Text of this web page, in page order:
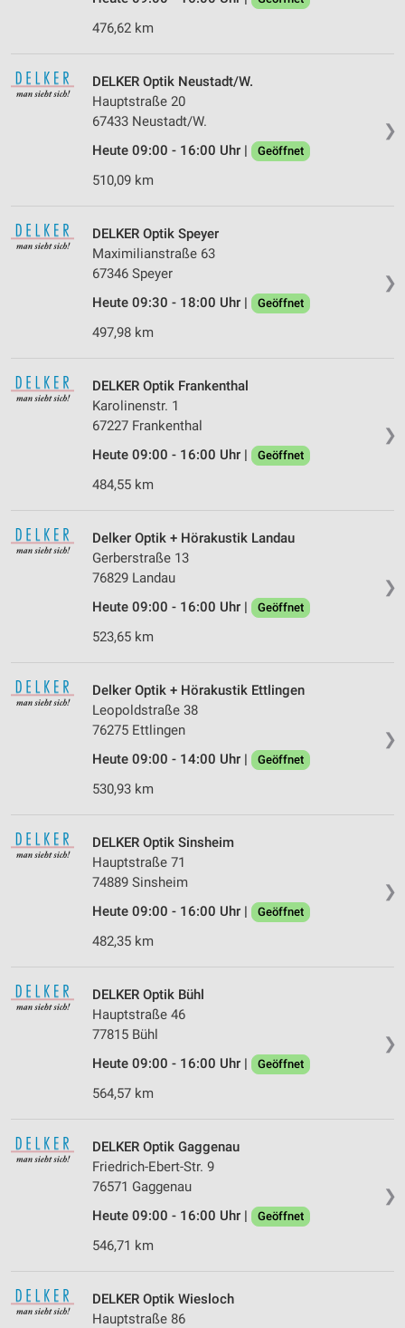
476,62 km
❯
DELKER Optik Neustadt/W.
Hauptstraße 20
67433 Neustadt/W.
Heute 09:00 - 16:00 Uhr |
Geöffnet
510,09 km
❯
DELKER Optik Speyer
Maximilianstraße 63
67346 Speyer
Heute 09:30 - 18:00 Uhr |
Geöffnet
497,98 km
❯
DELKER Optik Frankenthal
Karolinenstr. 1
67227 Frankenthal
Heute 09:00 - 16:00 Uhr |
Geöffnet
484,55 km
❯
Delker Optik + Hörakustik Landau
Gerberstraße 13
76829 Landau
Heute 09:00 - 16:00 Uhr |
Geöffnet
523,65 km
❯
Delker Optik + Hörakustik Ettlingen
Leopoldstraße 38
76275 Ettlingen
Heute 09:00 - 14:00 Uhr |
Geöffnet
530,93 km
❯
DELKER Optik Sinsheim
Hauptstraße 71
74889 Sinsheim
Heute 09:00 - 16:00 Uhr |
Geöffnet
482,35 km
❯
DELKER Optik Bühl
Hauptstraße 46
77815 Bühl
Heute 09:00 - 16:00 Uhr |
Geöffnet
564,57 km
❯
DELKER Optik Gaggenau
Friedrich-Ebert-Str. 9
76571 Gaggenau
Heute 09:00 - 16:00 Uhr |
Geöffnet
546,71 km
DELKER Optik Wiesloch
Hauptstraße 86